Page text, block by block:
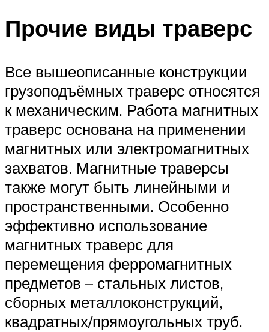
Прочие виды траверс
Все вышеописанные конструкции
грузоподъёмных траверс относятся
к механическим. Работа магнитных
траверс основана на применении
магнитных или электромагнитных
захватов. Магнитные траверсы
также могут быть линейными и
пространственными. Особенно
эффективно использование
магнитных траверс для
перемещения ферромагнитных
предметов – стальных листов,
сборных металлоконструкций,
квадратных/прямоугольных труб.